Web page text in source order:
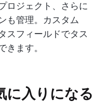
ロジェクト、さらに
も管理。カスタム
スフィールドでタス
きます。
に入りになる